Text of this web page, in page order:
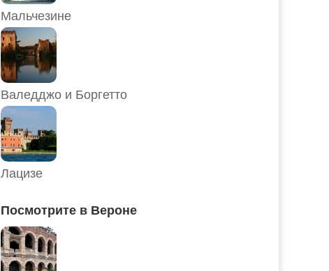
Мальчезине
Валедджо и Боргетто
Лацизе
Посмотрите в Вероне